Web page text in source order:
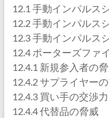
12.1 手動インパルス
12.2 手動インパルス
12.3 手動インパルス
12.4 ポーターズファ
12.4.1 新規参入者の
12.4.2 サプライヤー
12.4.3 買い手の交渉力
12.4.4 代替品の脅威